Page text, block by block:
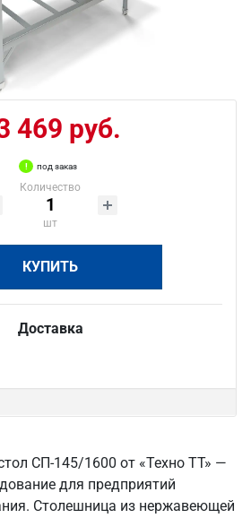
469 руб.
под заказ
Количество
шт
КУПИТЬ
Доставка
СП-145/1600 от «Техно ТТ» —
для предприятий
Столешница из нержавеющей